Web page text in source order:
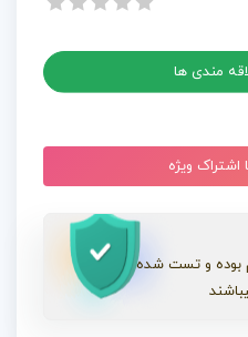
مندی ها
اشتراک ویژه
بوده و تست شده